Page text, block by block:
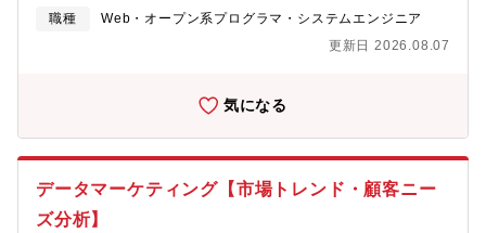
開発■IP（知的財産）を活用したファン向けコンテンツサイトの構
築■バックエンド設計・実装・改善※短期間での更新やリリースが
求められる案件が多く、スピードと品質の両立を意識したバック
トのバックエンド開発および運用改善（設計～実装～テスト～リ
ーや開発プロセス改善による品質向上■技術ドキュメントの作成・
職種
Web・オープン系プログラマ・システムエンジニア
更新日 2026.08.07
気になる
データマーケティング【市場トレンド・顧客ニー
ズ分析】